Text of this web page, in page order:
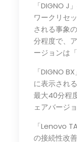
「DIGNO J
ワークリセ
される事象
分程度で、
ージョンは「
「DIGNO
に表示され
最大40分程
ェアバージ
「Lenovo
の接続性改